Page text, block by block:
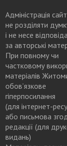
Адміністрація
не розділяти
і не несе
за авторські
При повному чи
частковому
матеріалів
обов’язкове
гіперпосилання
(для інтернет-
або письмова
редакції (для
видань)